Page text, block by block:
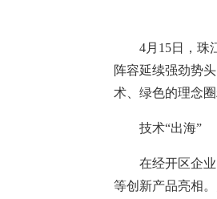
4月15日，珠
阵容延续强劲势
术、绿色的理念
技术“出海”
在经开区企
等创新产品亮相